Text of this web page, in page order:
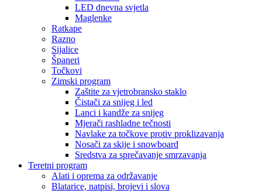
LED dnevna svjetla
Maglenke
Ratkape
Razno
Sijalice
Španeri
Točkovi
Zimski program
Zaštite za vjetrobransko staklo
Čistači za snijeg i led
Lanci i kandže za snijeg
Mjerači rashladne tečnosti
Navlake za točkove protiv proklizavanja
Nosači za skije i snowboard
Sredstva za sprečavanje smrzavanja
Teretni program
Alati i oprema za održavanje
Blatarice, natpisi, brojevi i slova